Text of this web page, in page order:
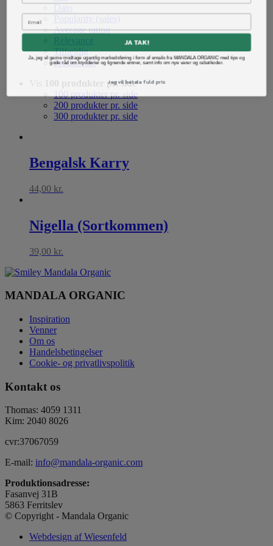
Average rating
Tilfældig
Product ID
100 produkter pr. side
100 produkter pr. side
200 produkter pr. side
300 produkter pr. side
Bengalsk Karry
44,00 kr.
Nigella (Sortkommen)
39,00 kr.
MANDALA ORGANIC
Inspiration
Venner
Om os
Handelsbetingelser
Cookie- og privatlivspolitik
Kontakt os
Thomas: 4059 1311
Kim: 2040 8026
cvr:37067059
E-mail: info@mandala-organic.com
Produktionsadresse:
Fasanvej 31B
5863 Ferritslev
© Copyright - Mandala Organic
Webdesign af Wiesenfeld
JA TAK!
Ja, jeg vil gerne modtage ugentlig markedsføring i form af emails fra MANDALA ORGANIC med tips og
gode råd om krydderier og lignende emner, samt info om nye varer og rabatkoder.
Jeg vil betale fuld pris